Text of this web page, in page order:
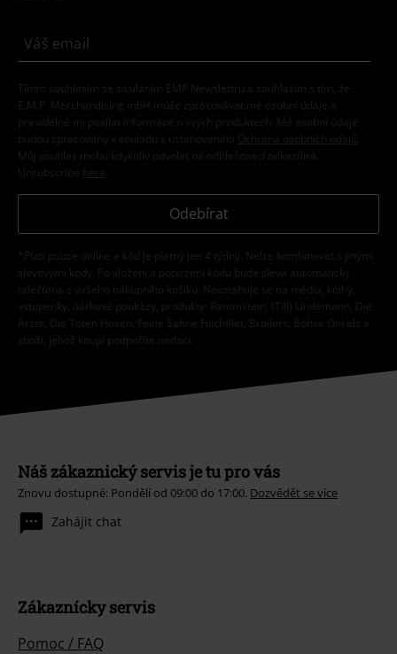
Tímto souhlasím se zasíláním EMP Newslettru a souhlasím s tím, že
E.M.P. Merchandising mbH může zpracovávat mé osobní údaje a
pravidelně mi posílat informace o svých produktech. Mé osobní údaje
budou zpracovány v souladu s ustanoveními
Ochrana osobních údajů
Můj souhlas mohu kdykoliv odvolat na odhlašovací odkaz/link.
Unsubscribe here
Odebírat
*Platí pouze online a kód je platný jen 4 týdny. Nelze kombinovat s jinými
slevovými kódy. Po vložení a potvrzení kódu bude sleva automaticky
odečtena z vašeho nákupního košíku. Nevztahuje se na média, knihy,
vstupenky, dárkové poukazy, produkty: Rammstein, (Till) Lindemann, Die
Ärzte, Die Toten Hosen, Feine Sahne Fischfilet, Broilers, Böhse Onkelz a
zboží, jehož koupí podpoříte nadaci.
Náš zákaznický servis je tu pro vás
Znovu dostupné: Pondělí od 09:00 do 17:00. Dozvědět se více
Zahájit chat
Zákaznícky servis
Pomoc / FAQ